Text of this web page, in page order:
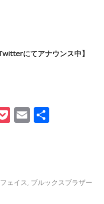
にてアナウンス中】
P
o
E
m
ェイス, ブルックスブラザー